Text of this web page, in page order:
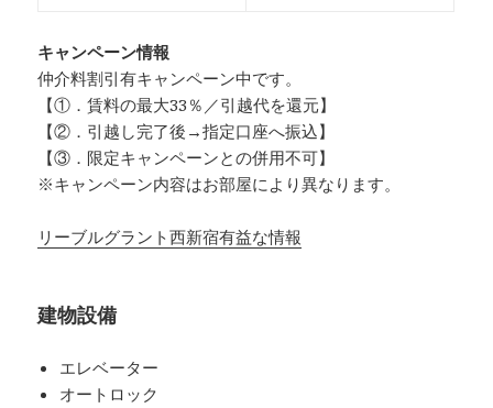
キャンペーン情報
仲介料割引有キャンペーン中です。
【①．賃料の最大33％／引越代を還元】
【②．引越し完了後→指定口座へ振込】
【③．限定キャンペーンとの併用不可】
※キャンペーン内容はお部屋により異なります。
リーブルグラント西新宿有益な情報
建物設備
エレベーター
オートロック